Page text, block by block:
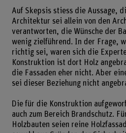
Auf Skepsis stiess die Aussage,
Architektur sei allein von den
verantworten, die Wünsche der
wenig zielführend. In der Frage,
richtig sei, waren sich die
Konstruktion ist dort Holz
die Fassaden eher nicht. Aber
sei dieser Beziehung nicht
Die für die Konstruktion
auch zum Bereich Brandschutz.
Holzbauten seien reine